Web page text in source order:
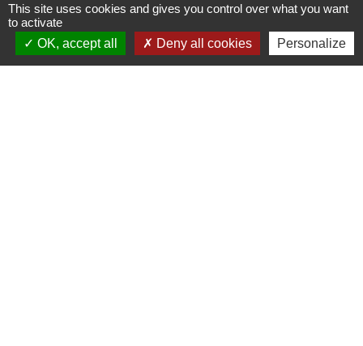
This site uses cookies and gives you control over what you want
to activate
OK, accept all
Deny all cookies Personalize